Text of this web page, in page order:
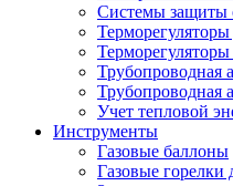
Системы защиты
Трубопроводная
Трубопроводная
Учет тепловой
Инструменты
Газовые баллоны
Газовые горелки